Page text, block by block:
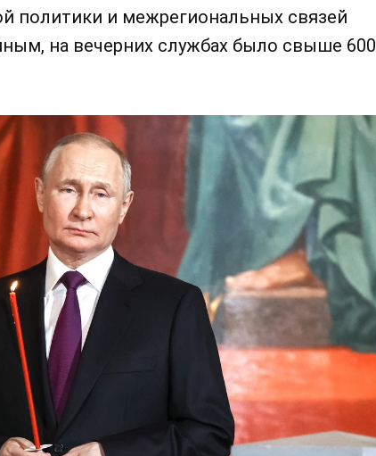
политики и межрегиональных связей
на вечерних службах было свыше 600